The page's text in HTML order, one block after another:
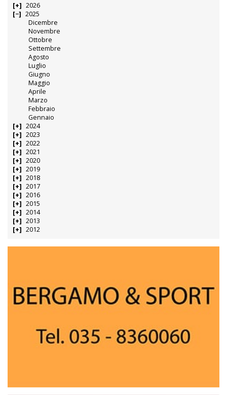
2026
2025
Dicembre
Novembre
Ottobre
Settembre
Agosto
Luglio
Giugno
Maggio
Aprile
Marzo
Febbraio
Gennaio
2024
2023
2022
2021
2020
2019
2018
2017
2016
2015
2014
2013
2012